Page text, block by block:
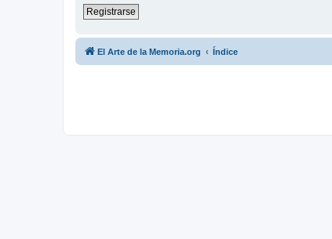
Registrarse
El Arte de la Memoria.org Índice